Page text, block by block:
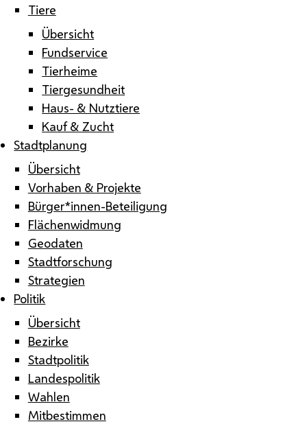
Tiere
Übersicht
Fundservice
Tierheime
Tiergesundheit
Haus- & Nutztiere
Kauf & Zucht
Stadtplanung
Übersicht
Vorhaben & Projekte
Bürger*innen-Beteiligung
Flächenwidmung
Geodaten
Stadtforschung
Strategien
Politik
Übersicht
Bezirke
Stadtpolitik
Landespolitik
Wahlen
Mitbestimmen